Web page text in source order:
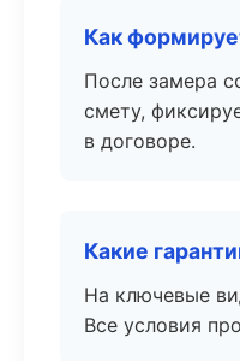
Как
После замера
смету,
в договоре.
Какие
На ключевые
Все условия